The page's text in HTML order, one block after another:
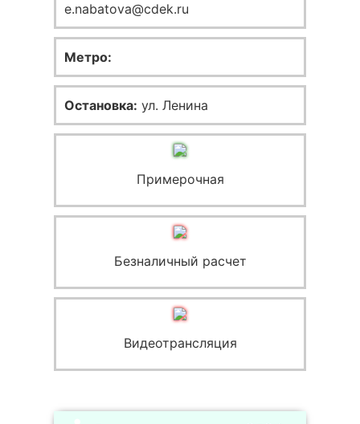
e.nabatova@cdek.ru
Метро:
Остановка: ул. Ленина
Примерочная
Безналичный расчет
Видеотрансляция